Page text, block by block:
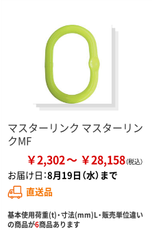
マスターリンク マスターリン
クMF
￥2,302 ￥28,158
お届け日：8月19日（水）まで
直送品
基本使用荷重(t)・寸法(mm)L・販売単位違い
の商品が6商品あります